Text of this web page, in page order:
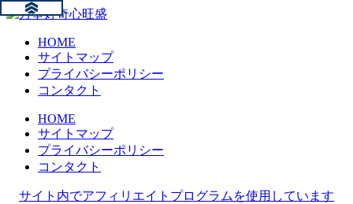
HOME
サイトマップ
プライバシーポリシー
コンタクト
HOME
サイトマップ
プライバシーポリシー
コンタクト
サイト内でアフィリエイトプログラムを使用しています